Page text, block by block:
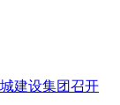
建设集团召开